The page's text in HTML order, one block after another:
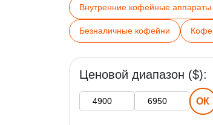
Внутренние кофейные аппараты
Безналичные кофейни
Ценовой диапазон ($):
ОК